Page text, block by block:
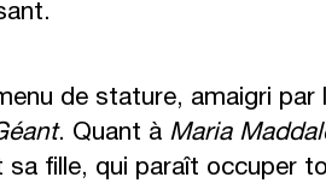
de stature, amaigri par
. Quant à Maria
sa fille, qui paraît occuper